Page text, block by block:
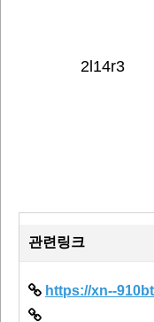
2l14r3
관련링크
https://xn--